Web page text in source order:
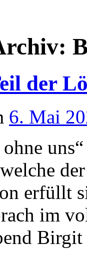
der
6. Mai
erfüllt
im